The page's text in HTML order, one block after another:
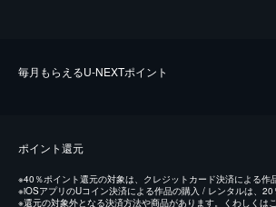
毎⽉もらえるU-NEXTポイント
ポイント還元
※40％ポイント還元の対象は、クレジットカード決済による作
※iOSアプリのUコイン決済による作品の購入 / レンタルは、20
※還元の対象外となる決済方法や商品があります。くわしくは